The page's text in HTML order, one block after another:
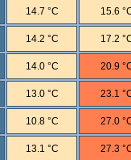
14.7 °C 15.6
14.2 °C 17.2
14.0 °C 20.9
13.0 °C 23.1
10.8 °C 27.0
13.1 °C 27.3